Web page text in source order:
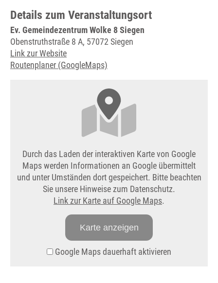
Details zum Veranstaltungsort
Ev. Gemeindezentrum Wolke 8 Siegen
Obenstruthstraße 8 A, 57072 Siegen
Link zur Website
Routenplaner (GoogleMaps)
Durch das Laden der interaktiven Karte von Google
Maps werden Informationen an Google übermittelt
und unter Umständen dort gespeichert. Bitte beachten
Sie unsere Hinweise zum Datenschutz.
Link zur Karte auf Google Maps.
Karte anzeigen
Google Maps dauerhaft aktivieren